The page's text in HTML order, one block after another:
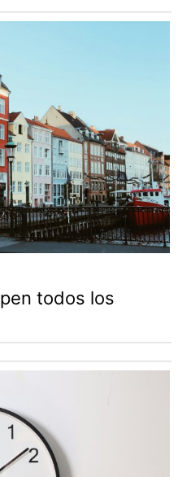
todos los